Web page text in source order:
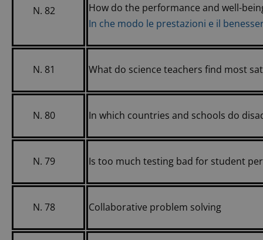
N. 82
How do the performance and well-
In che modo le prestazioni e il
N. 81 What do science teachers find most
N. 80 In which countries and schools do
N. 79 Is too much testing bad for student
N. 78 Collaborative problem solving